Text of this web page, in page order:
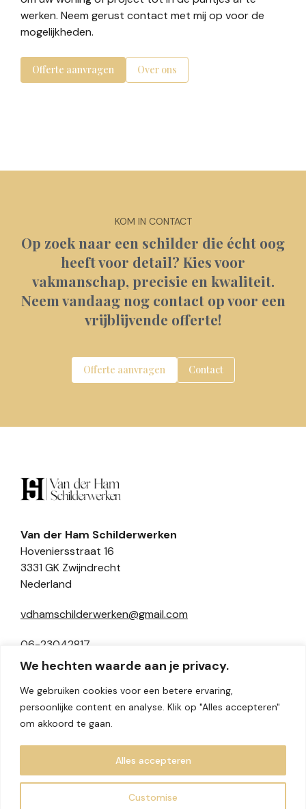
We hechten waarde aan je privacy.
We gebruiken cookies voor een betere ervaring,
persoonlijke content en analyse. Klik op "Alles accepteren"
om akkoord te gaan.
Customise
Alles accepteren
werken. Neem gerust contact met mij op voor de
mogelijkheden.
Offerte aanvragen Over ons
KOM IN CONTACT
Op zoek naar een schilder die écht oog
heeft voor detail? Kies voor
vakmanschap, precisie en kwaliteit.
Neem vandaag nog contact op voor een
vrijblijvende offerte!
Offerte aanvragen Contact
Van der Ham Schilderwerken
Hoveniersstraat 16
3331 GK Zwijndrecht
Nederland
vdhamschilderwerken@gmail.com
06-23042817
Volg ons
Instagram